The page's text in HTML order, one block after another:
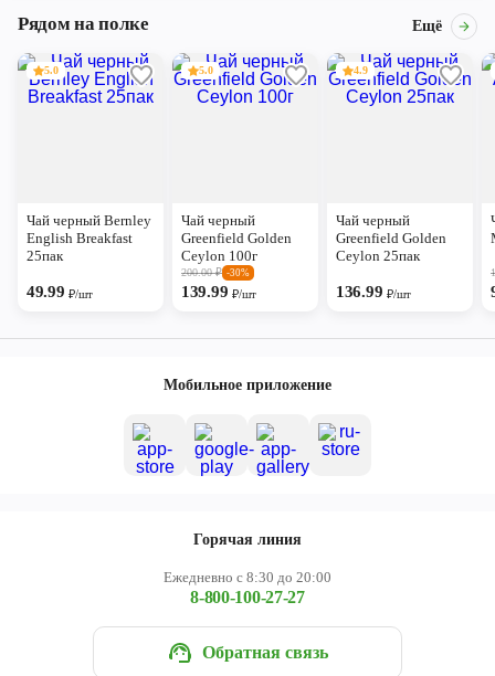
Рядом на полке Ещё
5.0
Чай черный Bernley
English Breakfast
25пак
49.99₽/шт
5.0
Чай черный
Greenfield Golden
Ceylon 100г
200.00₽ -30%
139.99 ₽/шт
4.9
Чай черный
Greenfield Golden
Ceylon 25пак
136.99 ₽/шт
Мобильное приложение
Горячая линия
Ежедневно с 8:30 до 20:00
8-800-100-27-27
Обратная связь